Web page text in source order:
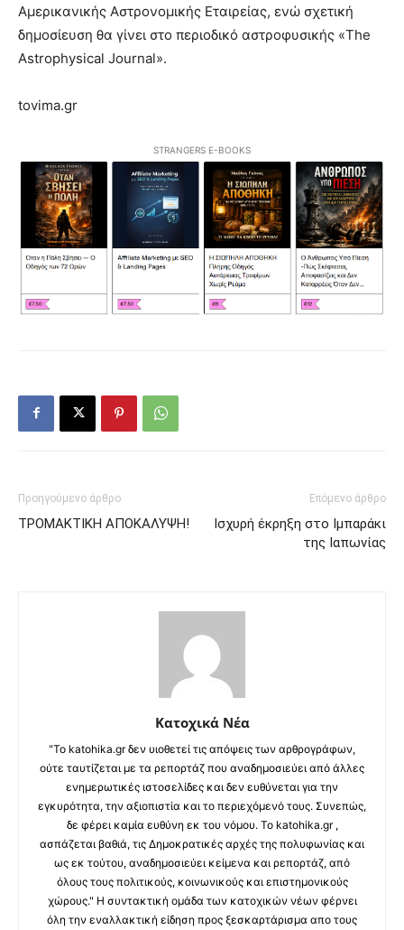
Αμερικανικής Αστρονομικής Εταιρείας, ενώ σχετική
δημοσίευση θα γίνει στο περιοδικό αστροφυσικής «The
Astrophysical Journal».
tovima.gr
STRANGERS E-BOOKS
Προηγούμενο άρθρο
ΤΡΟΜΑΚΤΙΚΗ ΑΠΟΚΑΛΥΨΗ!
Επόμενο άρθρο
Ισχυρή έκρηξη στο Ιμπαράκι
της Ιαπωνίας
Κατοχικά Νέα
"Το katohika.gr δεν υιοθετεί τις απόψεις των αρθρογράφων,
ούτε ταυτίζεται με τα ρεπορτάζ που αναδημοσιεύει από άλλες
ενημερωτικές ιστοσελίδες και δεν ευθύνεται για την
εγκυρότητα, την αξιοπιστία και το περιεχόμενό τους. Συνεπώς,
δε φέρει καμία ευθύνη εκ του νόμου. Το katohika.gr ,
ασπάζεται βαθιά, τις Δημοκρατικές αρχές της πολυφωνίας και
ως εκ τούτου, αναδημοσιεύει κείμενα και ρεπορτάζ, από
όλους τους πολιτικούς, κοινωνικούς και επιστημονικούς
χώρους." Η συντακτική ομάδα των κατοχικών νέων φέρνει
όλη την εναλλακτική είδηση προς ξεσκαρτάρισμα απο τους